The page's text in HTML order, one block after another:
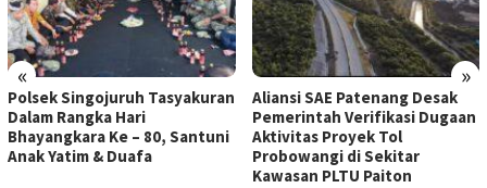
« »
Polsek Singojuruh Tasyakuran
Dalam Rangka Hari
Bhayangkara Ke – 80, Santuni
Anak Yatim & Duafa
Aliansi SAE Patenang Desak
Pemerintah Verifikasi Dugaan
Aktivitas Proyek Tol
Probowangi di Sekitar
Kawasan PLTU Paiton